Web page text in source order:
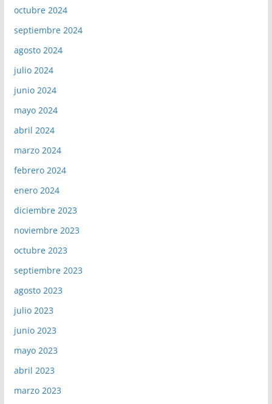
octubre 2024
septiembre 2024
agosto 2024
julio 2024
junio 2024
mayo 2024
abril 2024
marzo 2024
febrero 2024
enero 2024
diciembre 2023
noviembre 2023
octubre 2023
septiembre 2023
agosto 2023
julio 2023
junio 2023
mayo 2023
abril 2023
marzo 2023